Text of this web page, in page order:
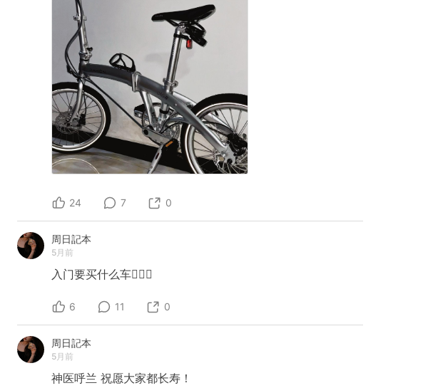
24 7 0
周日記本
5月前
入门要买什么车🙋🏻‍♀️
6 11 0
周日記本
5月前
神医呼兰 祝愿大家都长寿！